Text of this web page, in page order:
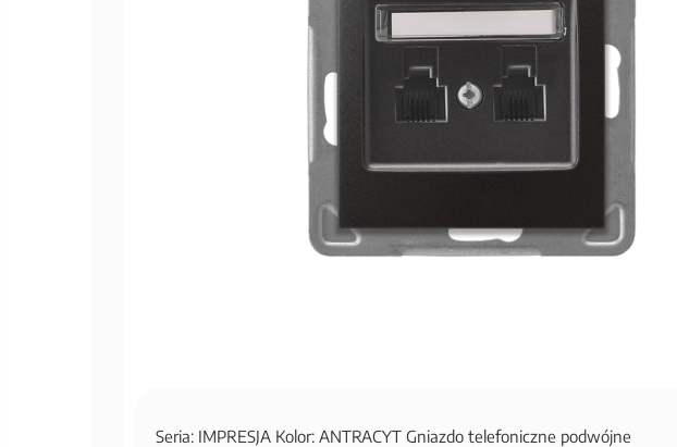
Seria: IMPRESJA Kolor: ANTRACYT Gniazdo telefoniczne podwójne